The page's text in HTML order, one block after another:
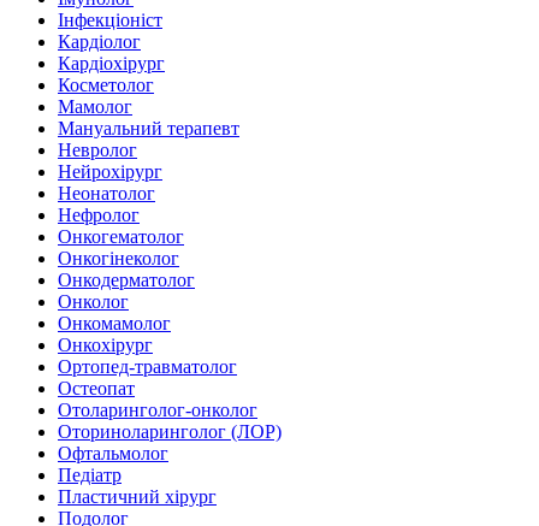
Інфекціоніст
Кардіолог
Кардіохірург
Косметолог
Мамолог
Мануальний терапевт
Невролог
Нейрохірург
Неонатолог
Нефролог
Онкогематолог
Онкогінеколог
Онкодерматолог
Онколог
Онкомамолог
Онкохірург
Ортопед-травматолог
Остеопат
Отоларинголог-онколог
Оториноларинголог (ЛОР)
Офтальмолог
Педіатр
Пластичний хірург
Подолог